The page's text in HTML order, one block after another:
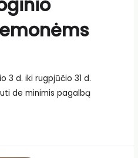
3 d. iki rugpjūčio 31 d.
de minimis pagalbą